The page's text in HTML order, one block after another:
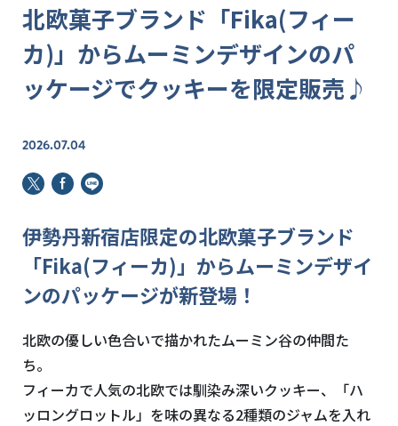
北欧菓子ブランド「Fika(フィー
カ)」からムーミンデザインのパ
ッケージでクッキーを限定販売♪
2026.07.04
伊勢丹新宿店限定の北欧菓子ブランド
「Fika(フィーカ)」からムーミンデザイ
ンのパッケージが新登場！
北欧の優しい色合いで描かれたムーミン谷の仲間た
ち。
フィーカで人気の北欧では馴染み深いクッキー、「ハ
ッロングロットル」を味の異なる2種類のジャムを入れ